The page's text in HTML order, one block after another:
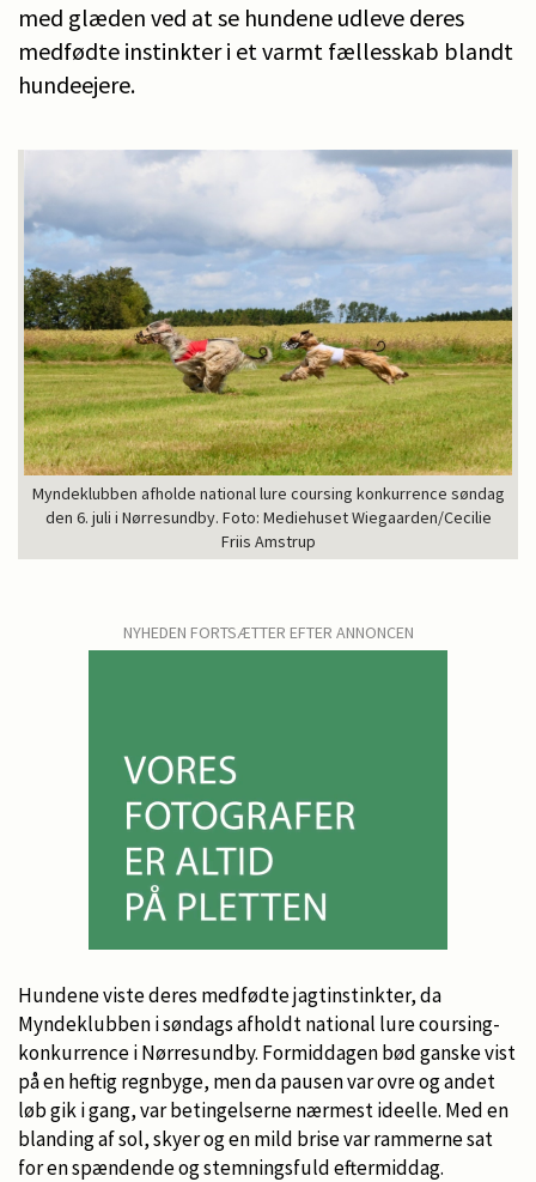
med glæden ved at se hundene udleve deres
medfødte instinkter i et varmt fællesskab blandt
hundeejere.
Myndeklubben afholde national lure coursing konkurrence søndag
den 6. juli i Nørresundby. Foto: Mediehuset Wiegaarden/Cecilie
Friis Amstrup
NYHEDEN FORTSÆTTER EFTER ANNONCEN
Hundene viste deres medfødte jagtinstinkter, da
Myndeklubben i søndags afholdt national lure coursing-
konkurrence i Nørresundby. Formiddagen bød ganske vist
på en heftig regnbyge, men da pausen var ovre og andet
løb gik i gang, var betingelserne nærmest ideelle. Med en
blanding af sol, skyer og en mild brise var rammerne sat
for en spændende og stemningsfuld eftermiddag.